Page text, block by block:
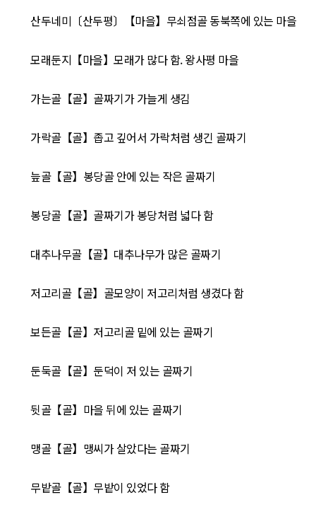
산두네미〔산두평〕【마을】무쇠점골 동북쪽에 있는 마을
모래둔지【마을】모래가 많다 함. 왕사평 마을
가는골【골】골짜기가 가늘게 생김
가락골【골】좁고 깊어서 가락처럼 생긴 골짜기
늪골【골】봉당골 안에 있는 작은 골짜기
봉당골【골】골짜기가 봉당처럼 넓다 함
대추나무골【골】대추나무가 많은 골짜기
저고리골【골】골모양이 저고리처럼 생겼다 함
보든골【골】저고리골 밑에 있는 골짜기
둔둑골【골】둔덕이 저 있는 골짜기
뒷골【골】마을 뒤에 있는 골짜기
맹골【골】맹씨가 살았다는 골짜기
무밭골【골】무밭이 있었다 함